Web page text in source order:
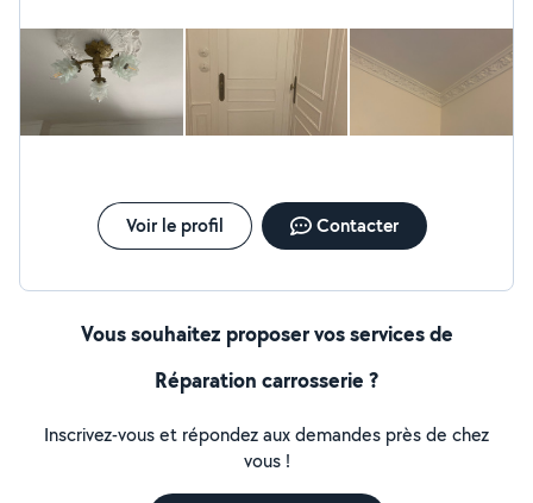
Voir le profil Contacter
Vous souhaitez proposer vos services de
Réparation carrosserie ?
Inscrivez-vous et répondez aux demandes près de chez
vous !